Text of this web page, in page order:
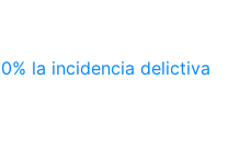
la incidencia delictiva